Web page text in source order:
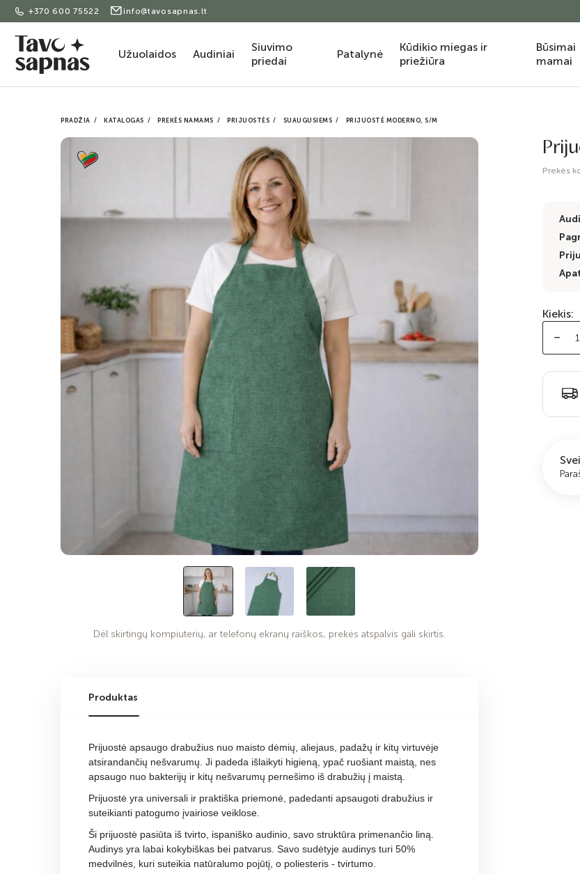
+370 600 75522 info@tavosapnas.lt
Užuolaidos Audiniai
Siuvimo
priedai
Patalynė
Kūdikio miegas ir
priežiūra
Būsimai
mamai
PRADŽIA KATALOGAS PREKĖS NAMAMS PRIJUOSTĖS SUAUGUSIEMS PRIJUOSTĖ MODERNO, S/M
Dėl skirtingų kompiuterių, ar telefonų ekranų raiškos, prekės atspalvis gali skirtis.
Prekės
Kiekis:
Produktas
Prijuostė apsaugo drabužius nuo maisto dėmių, aliejaus, padažų ir kitų virtuvėje
atsirandančių nešvarumų. Ji padeda išlaikyti higieną, ypač ruošiant maistą, nes
apsaugo nuo bakterijų ir kitų nešvarumų pernešimo iš drabužių į maistą.
Prijuostė yra universali ir praktiška priemonė, padedanti apsaugoti drabužius ir
suteikianti patogumo įvairiose veiklose.
Ši prijuostė pasiūta iš tvirto, ispaniško audinio, savo struktūra primenančio liną.
Audinys yra labai kokybiškas bei patvarus. Savo sudėtyje audinys turi 50%
medvilnės, kuri suteikia natūralumo pojūtį, o poliesteris - tvirtumo.